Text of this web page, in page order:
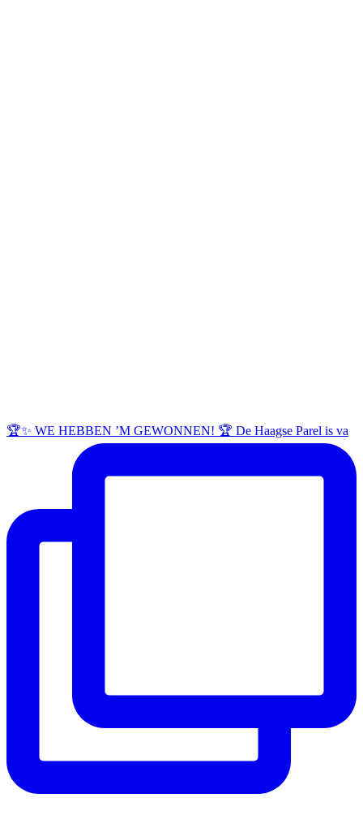
🏆✨ WE HEBBEN ’M GEWONNEN! 🏆 De Haagse Parel is va